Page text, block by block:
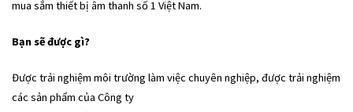
mua sắm thiết bị âm thanh số 1 Việt Nam.
Bạn sẽ được gì?
Được trải nghiệm môi trường làm việc chuyên nghiệp, được trải nghiệm
các sản phẩm của Công ty